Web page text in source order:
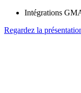
Intégrations
Regardez la